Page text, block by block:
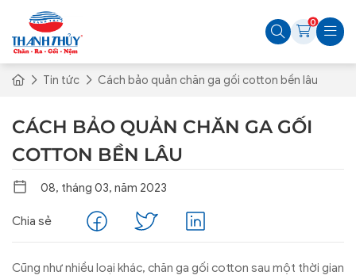
0
Tin tức Cách bảo quản chăn ga gối cotton bền lâu
CÁCH BẢO QUẢN CHĂN GA GỐI
COTTON BỀN LÂU
08, tháng 03, năm 2023
Chia sẻ
Cũng như nhiều loại khác, chăn ga gối cotton sau một thời gian